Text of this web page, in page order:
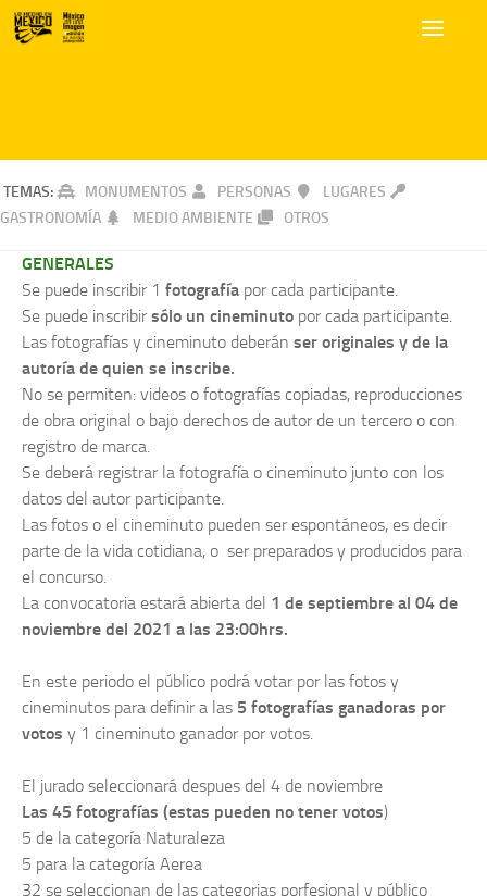
TEMAS: MONUMENTOS PERSONAS
LUGARES
GASTRONOMÍA
MEDIO AMBIENTE OTROS
GENERALES
Se puede inscribir 1 fotografía por cada participante.
Se puede inscribirsólo un cineminuto por cada participante.
Las fotografías y cineminuto deberán ser originales y de la
autoría de quien se inscribe.
No se permiten: videos o fotografías copiadas, reproducciones
de obra original o bajo derechos de autor de un tercero o con
registro de marca.
Se deberá registrar la fotografía o cineminuto junto con los
datos del autor participante.
Las fotos o el cineminuto pueden ser espontáneos, es decir
parte de la vida cotidiana, o ser preparados y producidos para
el concurso.
La convocatoria estará abierta del 1 de septiembre al 04 de
noviembre del 2021 a las 23:00hrs.
En este periodo el público podrá votar por las fotos y
cineminutos para definir a las 5 fotografías ganadoras por
votos y 1 cineminuto ganador por votos.
El jurado seleccionará despues del 4 de noviembre
Las 45 fotografías (estas pueden no tener votos)
5 de la categoría Naturaleza
5 para la categoría Aerea
32 se seleccionan de las categorias porfesional y público